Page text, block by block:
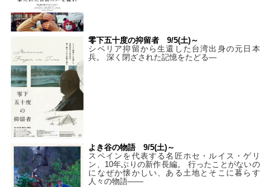
零下五十度の抑留者 9/5(土)～
シベリア抑留から生還した台湾出身の元日本
兵。 深く閉ざされた記憶をたどる—
よき谷の物語 9/5(土)～
スペインを代表する名匠ホセ・ルイス・ゲリ
ン、10年ぶりの新作長編。 行ったことがないの
になぜか懐かしい、ある土地とそこに暮らす
人々の物語――